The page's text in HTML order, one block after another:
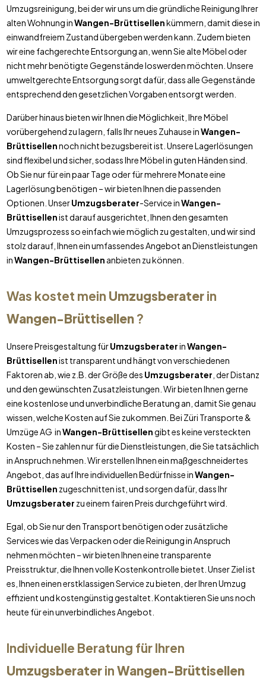
Umzugsreinigung, bei der wir uns um die gründliche Reinigung Ihrer
alten Wohnung inWangen-Brüttisellenkümmern, damit diese in
einwandfreiem Zustand übergeben werden kann. Zudem bieten
wir eine fachgerechte Entsorgung an, wenn Sie alte Möbel oder
nicht mehr benötigte Gegenstände loswerden möchten. Unsere
umweltgerechte Entsorgung sorgt dafür, dass alle Gegenstände
entsprechend den gesetzlichen Vorgaben entsorgt werden.
Darüber hinaus bieten wir Ihnen die Möglichkeit, Ihre Möbel
vorübergehend zu lagern, falls Ihr neues Zuhause inWangen-
Brüttisellennoch nicht bezugsbereit ist. Unsere Lagerlösungen
sind flexibel und sicher, sodass Ihre Möbel in guten Händen sind.
Ob Sie nur für ein paar Tage oder für mehrere Monate eine
Lagerlösung benötigen – wir bieten Ihnen die passenden
Optionen. UnserUmzugsberater-Service inWangen-
Brüttisellenist darauf ausgerichtet, Ihnen den gesamten
Umzugsprozess so einfach wie möglich zu gestalten, und wir sind
stolz darauf, Ihnen ein umfassendes Angebot an Dienstleistungen
inWangen-Brüttisellen anbieten zu können.
Was kostet mein Umzugsberaterin
Wangen-Brüttisellen?
Unsere Preisgestaltung fürUmzugsberaterinWangen-
Brüttisellenist transparent und hängt von verschiedenen
Faktoren ab, wie z.B. der Größe des Umzugsberater , der Distanz
und den gewünschten Zusatzleistungen. Wir bieten Ihnen gerne
eine kostenlose und unverbindliche Beratung an, damit Sie genau
wissen, welche Kosten auf Sie zukommen. Bei Züri Transporte &
Umzüge AG inWangen-Brüttisellengibt es keine versteckten
Kosten – Sie zahlen nur für die Dienstleistungen, die Sie tatsächlich
in Anspruch nehmen. Wir erstellen Ihnen ein maßgeschneidertes
Angebot, das auf Ihre individuellen Bedürfnisse inWangen-
Brüttisellen zugeschnitten ist, und sorgen dafür, dass Ihr
Umzugsberater zu einem fairen Preis durchgeführt wird.
Egal, ob Sie nur den Transport benötigen oder zusätzliche
Services wie das Verpacken oder die Reinigung in Anspruch
nehmen möchten – wir bieten Ihnen eine transparente
Preisstruktur, die Ihnen volle Kostenkontrolle bietet. Unser Ziel ist
es, Ihnen einen erstklassigen Service zu bieten, der Ihren Umzug
effizient und kostengünstig gestaltet. Kontaktieren Sie uns noch
heute für ein unverbindliches Angebot.
Individuelle Beratung für Ihren
UmzugsberaterinWangen-Brüttisellen